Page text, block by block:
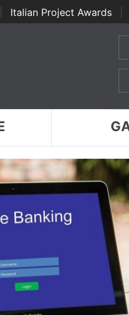
Italian Project Awards